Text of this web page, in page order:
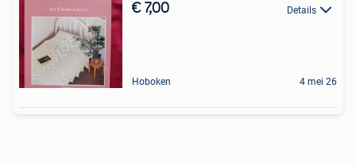
€ 7,00 Details
Hoboken 4 mei 26